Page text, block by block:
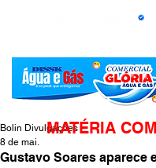
Gustavo Soares aparece
Bolin Divulgações
8 de mai.
MATÉRIA